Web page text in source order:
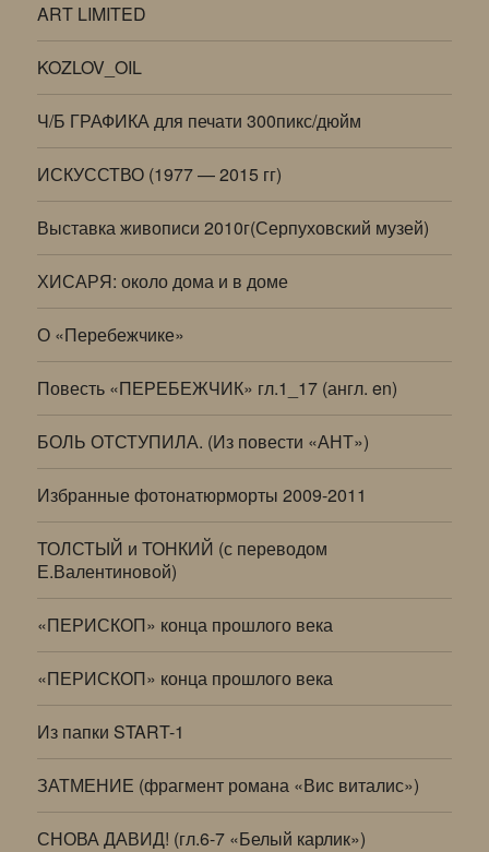
ART LIMITED
KOZLOV_OIL
Ч/Б ГРАФИКА для печати 300пикс/дюйм
ИСКУССТВО (1977 — 2015 гг)
Выставка живописи 2010г(Серпуховский музей)
ХИСАРЯ: около дома и в доме
О «Перебежчике»
Повесть «ПЕРЕБЕЖЧИК» гл.1_17 (англ. en)
БОЛЬ ОТСТУПИЛА. (Из повести «АНТ»)
Избранные фотонатюрморты 2009-2011
ТОЛСТЫЙ и ТОНКИЙ (с переводом
Е.Валентиновой)
«ПЕРИСКОП» конца прошлого века
«ПЕРИСКОП» конца прошлого века
Из папки START-1
ЗАТМЕНИЕ (фрагмент романа «Вис виталис»)
СНОВА ДАВИД! (гл.6-7 «Белый карлик»)